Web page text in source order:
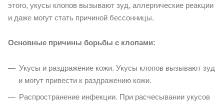
этого, укусы клопов вызывают зуд, аллергические реакции
и даже могут стать причиной бессонницы.
Основные причины борьбы с клопами:
Укусы и раздражение кожи. Укусы клопов вызывают зуд
и могут привести к раздражению кожи.
Распространение инфекции. При расчесывании укусов